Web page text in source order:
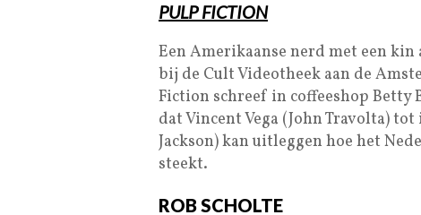
PULP FICTION
Een Amerikaanse nerd met een
bij de Cult Videotheek aan de
Fiction schreef in coffeeshop Betty
dat Vincent Vega (John Travolta)
Jackson) kan uitleggen hoe het
steekt.
ROB SCHOLTE